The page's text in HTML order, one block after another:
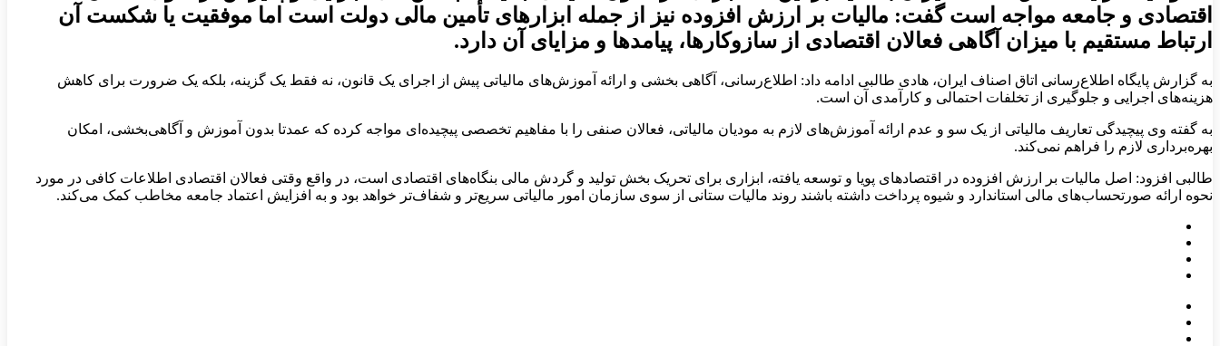
اقتصادی و جامعه مواجه است گفت: مالیات بر ارزش افزوده نیز از جمله ابزارهای تأمین مالی دولت است اما موفقیت یا شکست آن
ارتباط مستقیم با میزان آگاهی فعالان اقتصادی از سازوکارها، پیامدها و مزایای آن دارد.
به گزارش پایگاه اطلاع‌رسانی اتاق اصناف ایران، هادی طالبی ادامه داد: اطلاع‌رسانی، آگاهی بخشی و ارائه آموزش‌های مالیاتی پیش از اجرای یک قانون، نه فقط یک گزینه، بلکه یک ضرورت برای کاهش
هزینه‌های اجرایی و جلوگیری از تخلفات احتمالی و کارآمدی آن است.
به گفته وی پیچیدگی تعاریف مالیاتی از یک سو و عدم ارائه آموزش‌های لازم به مودیان مالیاتی، فعالان صنفی را با مفاهیم تخصصی پیچیده‌ای مواجه کرده که عمدتا بدون آموزش و آگاهی‌بخشی، امکان
بهره‌برداری لازم را فراهم نمی‌کند.
طالبی افزود: اصل مالیات بر ارزش افزوده در اقتصادهای پویا و توسعه یافته، ابزاری برای تحریک بخش تولید و گردش مالی بنگاه‌های اقتصادی است، در واقع وقتی فعالان اقتصادی اطلاعات کافی در مورد
نحوه ارائه صورتحساب‌های مالی استاندارد و شیوه پرداخت داشته باشند روند مالیات ستانی از سوی سازمان امور مالیاتی سریع‌تر و شفاف‌تر خواهد بود و به افزایش اعتماد جامعه مخاطب کمک می‌کند.